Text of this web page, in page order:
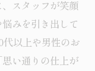
スタッフが笑顔
みを引き出して
代以上や男性のお
い通りの仕上が